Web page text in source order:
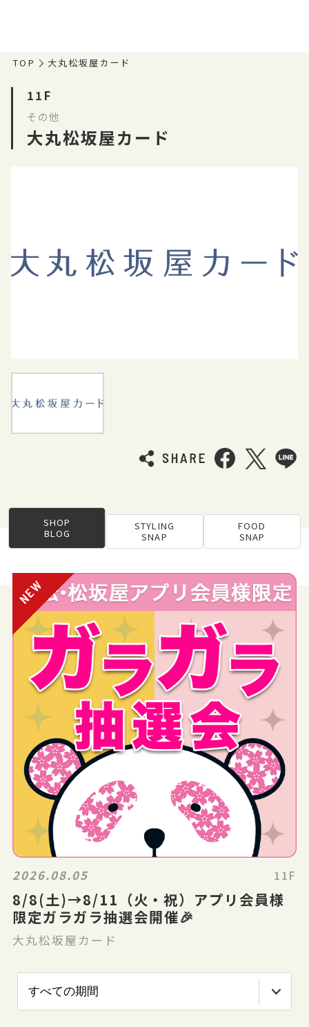
TOP 大丸松坂屋カード
11F
その他
大丸松坂屋カード
SHOP
BLOG
STYLING
SNAP
FOOD
SNAP
2026.08.05 11F
8/8(土)→8/11（火・祝）アプリ会員様
限定ガラガラ抽選会開催🎉
大丸松坂屋カード